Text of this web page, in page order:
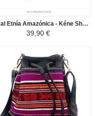
Morral Etnía Amazónica - Kéne Shipibo Conibo - Marron/Negro
39,90 €